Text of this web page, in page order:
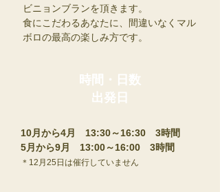
ビニョンブランを頂きます。
食にこだわるあなたに、間違いなくマル
ボロの最高の楽しみ方です。
時間・日数
​出発日
​10月から4月 13:30～16:30 3時間
5月から9月 13:00～16:00 3時間
​＊12月25日は催行していません